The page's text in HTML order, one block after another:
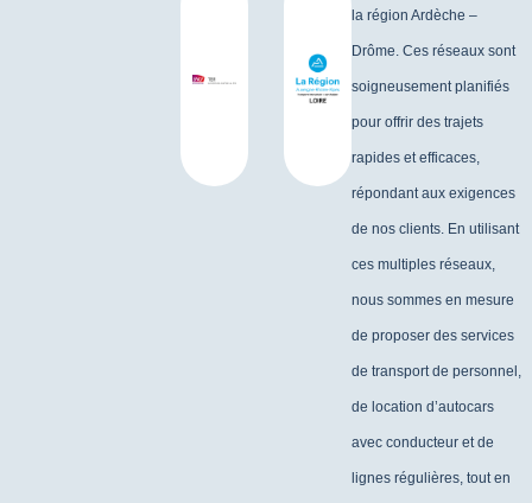
la région Ardèche –
Drôme. Ces réseaux sont
soigneusement planifiés
pour offrir des trajets
rapides et efficaces,
répondant aux exigences
de nos clients. En utilisant
ces multiples réseaux,
nous sommes en mesure
de proposer des services
de transport de personnel,
de location d’autocars
avec conducteur et de
lignes régulières, tout en